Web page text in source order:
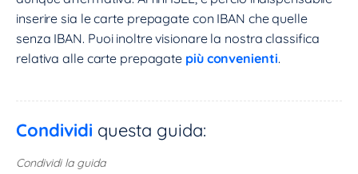
inserire sia le carte prepagate con IBAN che quelle
senza IBAN. Puoi inoltre visionare la nostra classifica
relativa alle carte prepagate più convenienti.
Condividi questa guida:
Condividi la guida